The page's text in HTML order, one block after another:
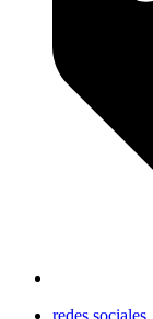
redes sociales